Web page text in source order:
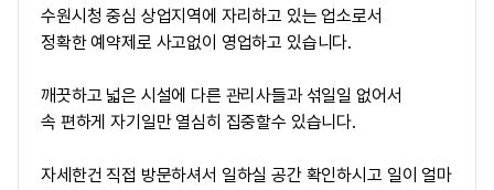
수원시청 중심 상업지역에 자리하고 있는 업소로서
정확한 예약제로 사고없이 영업하고 있습니다.
깨끗하고 넓은 시설에 다른 관리사들과 섞일일 없어서
속 편하게 자기일만 열심히 집중할수 있습니다.
자세한건 직접 방문하셔서 일하실 공간 확인하시고 일이 얼마